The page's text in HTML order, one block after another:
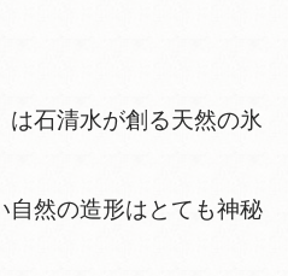
は石清水が創る天然の氷
自然の造形はとても神秘